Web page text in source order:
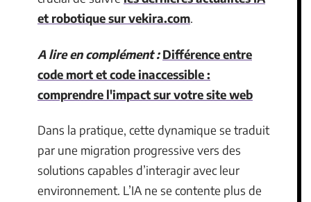
et robotique sur vekira.com.
A lire en complément : Différence entre
code mort et code inaccessible :
comprendre l'impact sur votre site web
Dans la pratique, cette dynamique se traduit
par une migration progressive vers des
solutions capables d’interagir avec leur
environnement. L’IA ne se contente plus de